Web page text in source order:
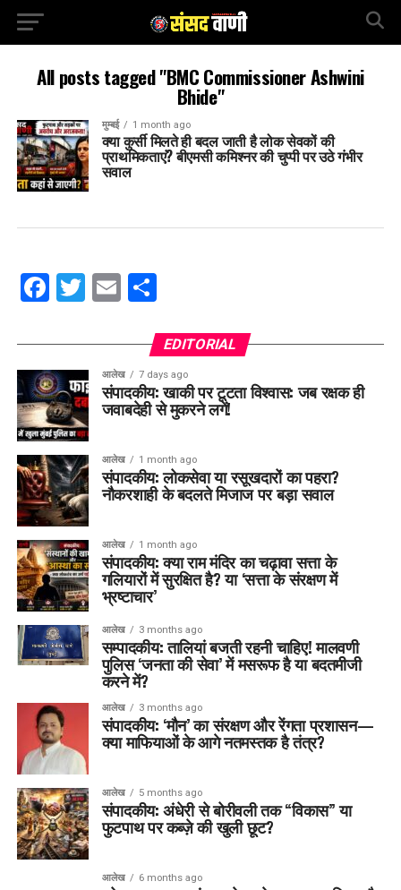
All posts tagged "BMC Commissioner Ashwini
Bhide"
मुम्बई 1 month ago
क्या कुर्सी मिलते ही बदल जाती है लोक सेवकों की
प्राथमिकताएं? बीएमसी कमिश्नर की चुप्पी पर उठे गंभीर
सवाल
Facebook
Twitter
EmailShare
EDITORIAL
आलेख 7 days ago
संपादकीय: खाकी पर टूटता विश्वास: जब रक्षक ही
जवाबदेही से मुकरने लगें!
आलेख 1 month ago
संपादकीय: लोकसेवा या रसूखदारों का पहरा?
नौकरशाही के बदलते मिजाज पर बड़ा सवाल
आलेख 1 month ago
संपादकीय: क्या राम मंदिर का चढ़ावा सत्ता के
गलियारों में सुरक्षित है? या ‘सत्ता के संरक्षण में
भ्रष्टाचार’
आलेख 3 months ago
सम्पादकीय: तालियां बजती रहनी चाहिए! मालवणी
पुलिस ‘जनता की सेवा’ में मसरूफ है या बदतमीजी
करने में?
आलेख 3 months ago
संपादकीय: ‘मौन’ का संरक्षण और रेंगता प्रशासन—
क्या माफियाओं के आगे नतमस्तक है तंत्र?
आलेख 5 months ago
संपादकीय: अंधेरी से बोरीवली तक “विकास” या
फुटपाथ पर कब्ज़े की खुली छूट?
आलेख 6 months ago